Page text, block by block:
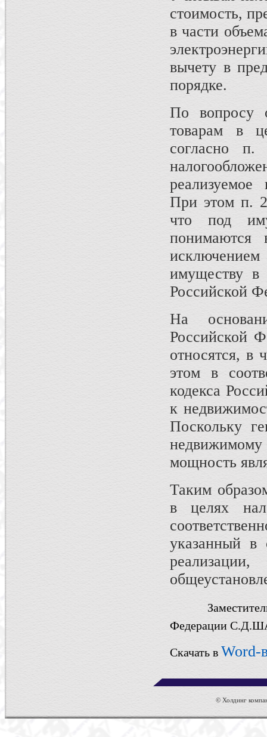
стоимость,
в части
вычету в
порядке.
По вопросу
товарам в
согласно
реализуемое
При этом п. 2
что под
понимаются
имуществу в
Российской
На
Российской
относятся, в
этом в
кодекса
к
Поскольку
мощность
Таким
в целях
указанный в
Федерации
Скачать в Word-
© Холдинг